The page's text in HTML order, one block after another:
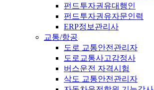
펀드투자권유대행인
펀드투자권유자문인력
ERP정보관리사
교통/항공
도로 교통안전관리자
도로교통사고감정사
버스운전 자격시험
삭도 교통안전관리자